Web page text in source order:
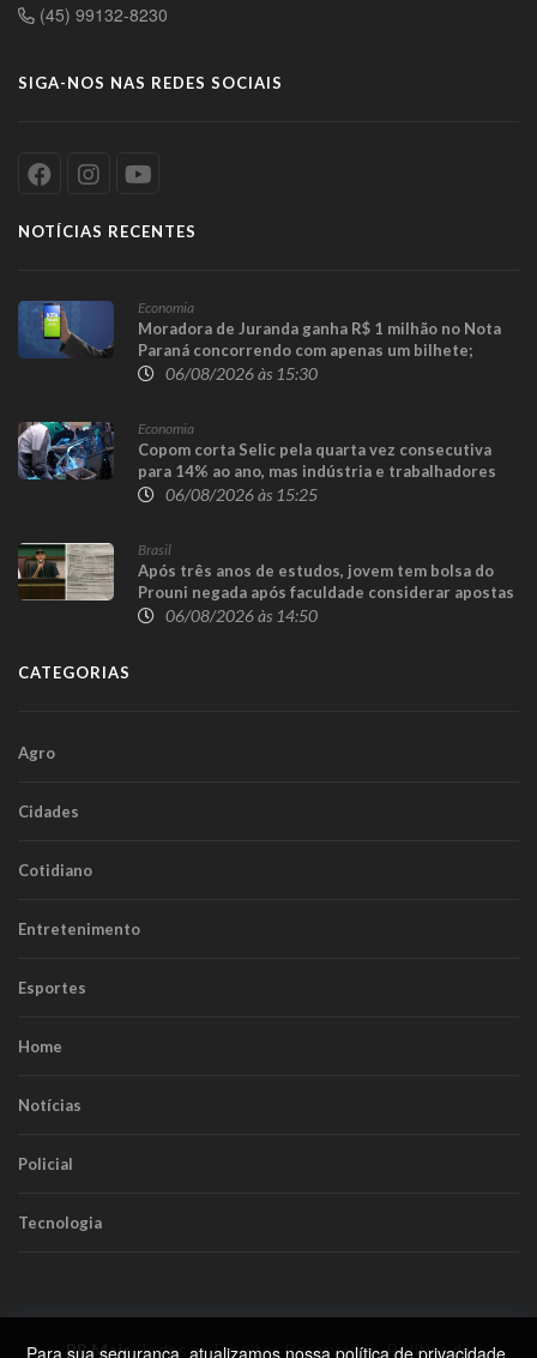
(45) 99132-8230
SIGA-NOS NAS REDES SOCIAIS
NOTÍCIAS RECENTES
Economia
Moradora de Juranda ganha R$ 1 milhão no Nota
Paraná concorrendo com apenas um bilhete;
prêmio de R$ 100 mil sai para Toledo
06/08/2026 às 15:30
Economia
Copom corta Selic pela quarta vez consecutiva
para 14% ao ano, mas indústria e trabalhadores
consideram redução insuficiente
06/08/2026 às 15:25
Brasil
Após três anos de estudos, jovem tem bolsa do
Prouni negada após faculdade considerar apostas
online como renda familiar
06/08/2026 às 14:50
CATEGORIAS
Agro
Cidades
Cotidiano
Entretenimento
Esportes
Home
Notícias
Policial
Tecnologia
RR Mais. Todos os Direitos Reservados.Política de
Para sua segurança, atualizamos nossa política de privacidade